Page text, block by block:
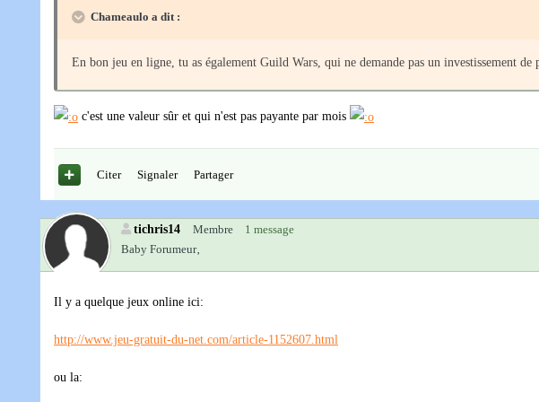
Chameaulo a dit :
En bon jeu en ligne, tu as également Guild Wars, qui ne demande pas un investissement
c'est une valeur sûr et qui n'est pas payante par mois
Citer Signaler Partager
tichris14 Membre
1 message
Baby Forumeur‚
Il y a quelque jeux online ici:
http://www.jeu-gratuit-du-net.com/article-1152607.html
ou la: